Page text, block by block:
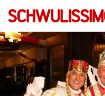
zum
Inhalt